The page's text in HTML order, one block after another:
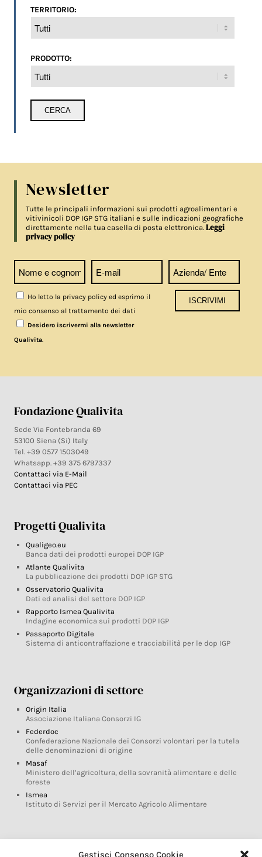
Gestisci Consenso Cookie
TERRITORIO:
PRODOTTO:
Newsletter
Tutte le principali informazioni sui prodotti agroalimentari e
vitivinicoli DOP IGP STG italiani e sulle indicazioni geografiche
direttamente nella tua casella di posta elettronica.Leggi
privacy policy
Ho letto la privacy policy ed esprimo il
mio consenso al trattamento dei dati
Desidero iscrivermi alla newsletter
Qualivita.
Fondazione Qualivita
Sede Via Fontebranda 69
53100 Siena (Si) Italy
Tel. +39 0577 1503049
Whatsapp. +39 375 6797337
Contattaci via E-Mail
Contattaci via PEC
Progetti Qualivita
Qualigeo.eu
Banca dati dei prodotti europei DOP IGP
Atlante Qualivita
La pubblicazione dei prodotti DOP IGP STG
Osservatorio Qualivita
Dati ed analisi del settore DOP IGP
Rapporto Ismea Qualivita
Indagine economica sui prodotti DOP IGP
Passaporto Digitale
Sistema di anticontraffazione e tracciabilità per le dop IGP
Organizzazioni di settore
Origin Italia
Associazione Italiana Consorzi IG
Federdoc
Confederazione Nazionale dei Consorzi volontari per la tutela
delle denominazioni di origine
Masaf
Ministero dell’agricoltura, della sovranità alimentare e delle
foreste
Ismea
Istituto di Servizi per il Mercato Agricolo Alimentare
Glossario DOP IGP